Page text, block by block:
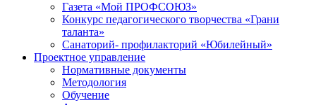
Газета «Мой ПРОФСОЮЗ»
Конкурс педагогического творчества «Грани
таланта»
Санаторий- профилакторий «Юбилейный»
Проектное управление
Нормативные документы
Методология
Обучение